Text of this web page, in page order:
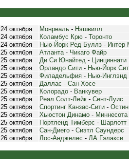
24 октября Монреаль - Нэшвилл
24 октября
Коламбус Крю - Торонто
24 октября
Нью-Йорк Ред Буллз - Интер
25 октября
Атланта- Чикаго Файр
25 октября
Ди Си Юнайтед - Цинциннати
25 октября
Орландо Сити - Нью-Йорк
25 октября
Филадельфия - Нью-Инглэнд
25 октября
Даллас - Сан-Хосе
25 октября
Колорадо - Ванкувер
25 октября
Реал Солт-Лейк - Сент-Луис
25 октября
Спортинг Канзас-Сити - Остин
25 октября
Хьюстон Динамо - Миннесота
25 октября
Портленд Тимберс - Шарлотт
25 октября
Сан-Диего - Сиэтл Саундерс
26 октября
Лос-Анджелес - ЛА Гэлакси